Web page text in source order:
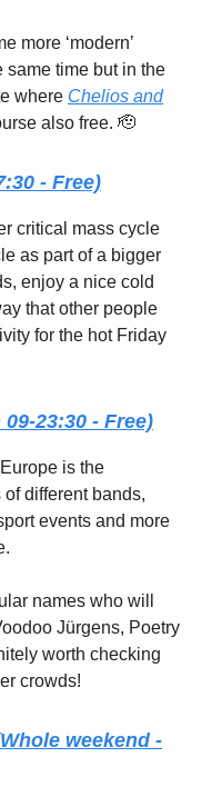
more ‘modern’
same time but in the
where Chelios and
also free. 🫡
- Free)
critical mass cycle
as part of a bigger
enjoy a nice cold
that other people
for the hot Friday
23:30 - Free)
is the
different bands,
events and more
names who will
Jürgens, Poetry
worth checking
crowds!
weekend -